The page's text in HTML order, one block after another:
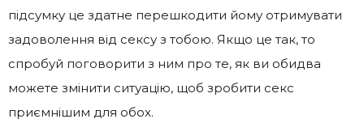
підсумку це здатне перешкодити йому отримувати
задоволення від сексу з тобою. Якщо це так, то
спробуй поговорити з ним про те, як ви обидва
можете змінити ситуацію, щоб зробити секс
приємнішим для обох.